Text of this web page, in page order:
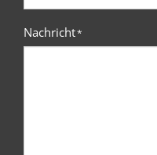
Nachricht*